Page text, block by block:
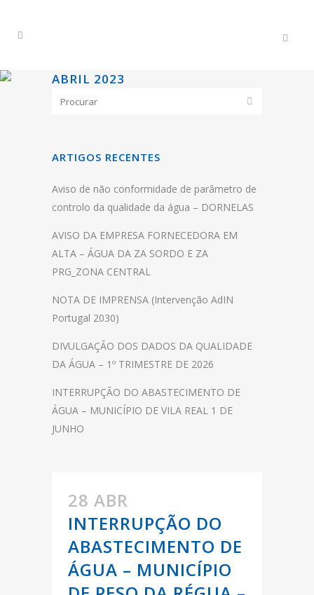
ABRIL 2023
ARTIGOS RECENTES
Aviso de não conformidade de parâmetro de
controlo da qualidade da água – DORNELAS
AVISO DA EMPRESA FORNECEDORA EM
ALTA – ÁGUA DA ZA SORDO E ZA
PRG_ZONA CENTRAL
NOTA DE IMPRENSA (Intervenção AdIN
Portugal 2030)
DIVULGAÇÃO DOS DADOS DA QUALIDADE
DA ÁGUA – 1º TRIMESTRE DE 2026
INTERRUPÇÃO DO ABASTECIMENTO DE
ÁGUA – MUNICÍPIO DE VILA REAL 1 DE
JUNHO
28 ABR
INTERRUPÇÃO DO
ABASTECIMENTO DE
ÁGUA – MUNICÍPIO